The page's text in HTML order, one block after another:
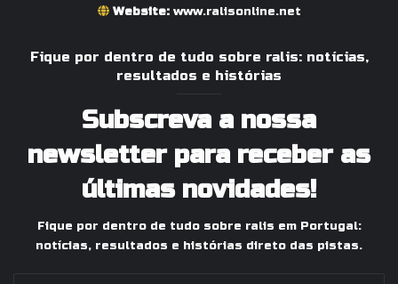
Website: www.ralisonline.net
Fique por dentro de tudo sobre ralis: notícias,
resultados e histórias
Subscreva a nossa
newsletter para receber as
últimas novidades!
Fique por dentro de tudo sobre ralis em Portugal:
notícias, resultados e histórias direto das pistas.